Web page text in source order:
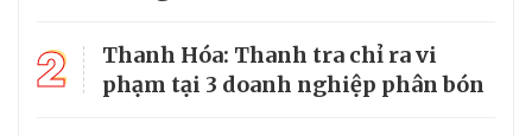
2
Thanh Hóa: Thanh tra chỉ ra vi
phạm tại 3 doanh nghiệp phân bón